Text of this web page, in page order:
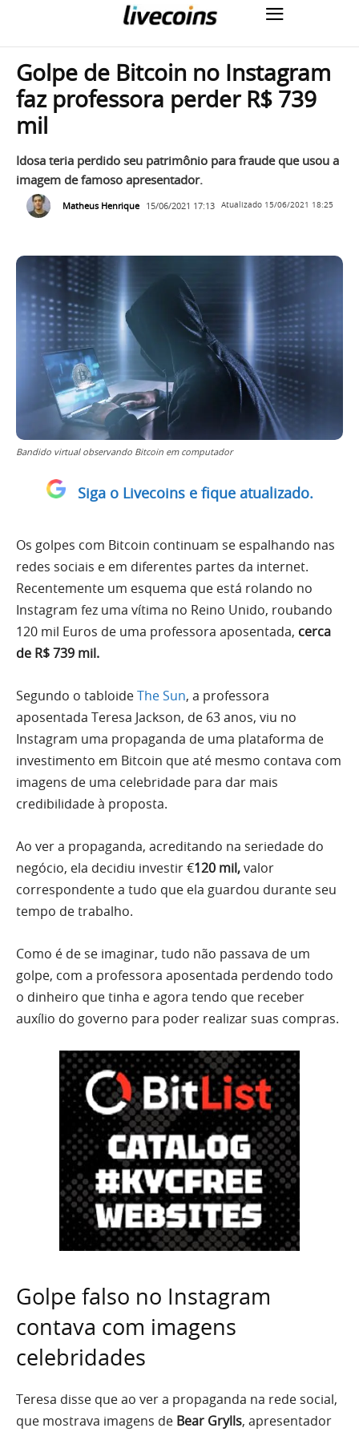
Golpe de Bitcoin no Instagram
faz professora perder R$ 739
mil
Idosa teria perdido seu patrimônio para fraude que usou a
imagem de famoso apresentador.
Matheus Henrique 15/06/2021 17:13 Atualizado 15/06/2021 18:25
Bandido virtual observando Bitcoin em computador
Siga o Livecoins e fique atualizado.
Os golpes com Bitcoin continuam se espalhando nas
redes sociais e em diferentes partes da internet.
Recentemente um esquema que está rolando no
Instagram fez uma vítima no Reino Unido, roubando
120 mil Euros de uma professora aposentada, cerca
de R$ 739 mil.
Segundo o tabloideThe Sun, a professora
aposentada Teresa Jackson, de 63 anos, viu no
Instagram uma propaganda de uma plataforma de
investimento em Bitcoin que até mesmo contava com
imagens de uma celebridade para dar mais
credibilidade à proposta.
Ao ver a propaganda, acreditando na seriedade do
negócio, ela decidiu investir €120 mil,valor
correspondente a tudo que ela guardou durante seu
tempo de trabalho.
Como é de se imaginar, tudo não passava de um
golpe, com a professora aposentada perdendo todo
o dinheiro que tinha e agora tendo que receber
auxílio do governo para poder realizar suas compras.
Golpe falso no Instagram
contava com imagens
celebridades
Teresa disse que ao ver a propaganda na rede social,
que mostrava imagens de Bear Grylls, apresentador